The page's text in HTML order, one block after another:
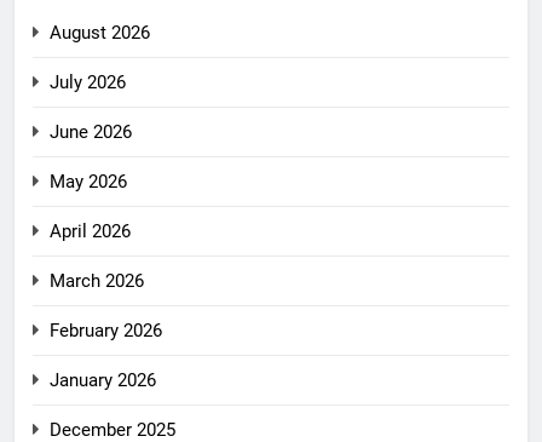
August 2026
July 2026
June 2026
May 2026
April 2026
March 2026
February 2026
January 2026
December 2025